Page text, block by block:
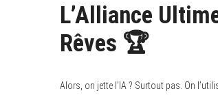
L’Alliance
Rêves 🏆
Alors, on jette l’IA ? Surtout pas. On